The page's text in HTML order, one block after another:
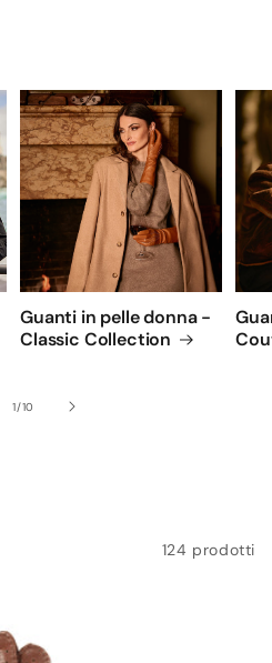
Guanti in pelle donna -
Classic Collection
1/su
10
124 prodotti